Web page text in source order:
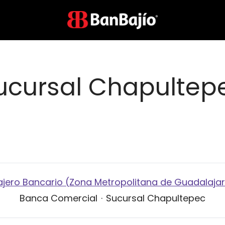
Bancario (Zona Metropolitana de
Banca Comercial · Sucursal Chapultepec